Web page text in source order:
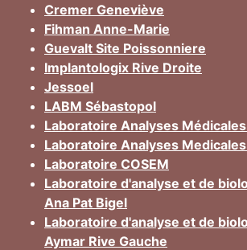
Cremer Geneviève
Fihman Anne-Marie
Guevalt Site Poissonniere
Implantologix Rive Droite
Jessoel
LABM Sébastopol
Laboratoire Analyses
Laboratoire Analyses
Laboratoire COSEM
Laboratoire d'analyse et de
Ana Pat Bigel
Laboratoire d'analyse et de
Aymar Rive Gauche